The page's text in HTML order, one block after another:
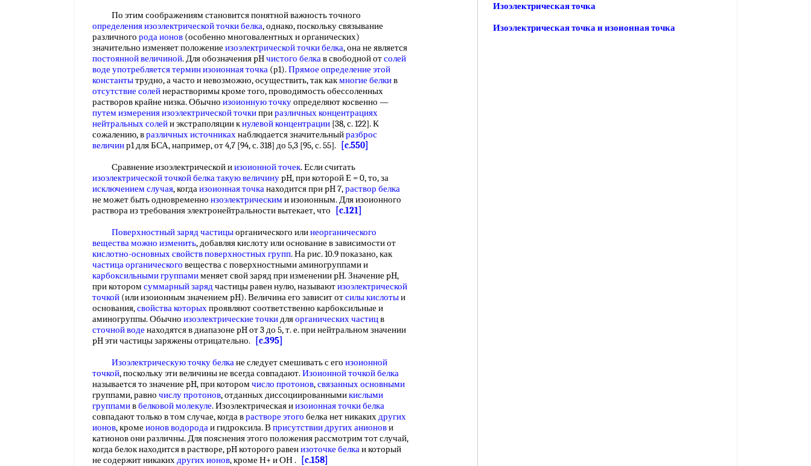
По этим соображениям становится понятной важность точного
определения изоэлектрической точки белка, однако, поскольку связывание
различного рода ионов (особенно многовалентных и органических)
значительно изменяет положение изоэлектрической точки белка, она не является
постоянной величиной. Для обозначения pHчистого белкав свободной отсолей
воде употребляется терминизоионная точка (р1).Прямое определение этой
константытрудно, а часто и невозможно, осуществить, так какмногие белкив
отсутствие солейнерастворимы кроме того, проводимость обессоленных
растворов крайне низка. Обычно изоионную точкуопределяют косвенно —
путем измеренияизоэлектрической точкиприразличных концентрациях
нейтральных солейи экстраполяции кнулевой концентрации [38, с. 122]. К
сожалению, вразличных источникахнаблюдается значительныйразброс
величинр1 для БСА, например, от 4,7 [94, с. 318] до 5,3 [95, с. 55].
[c.550]
Сравнение изоэлектрической иизоионной точек. Если считать
изоэлектрической точкой белкатакую величинуpH, при которой Е = 0, то, за
исключением случая, когдаизоионная точканаходится при pH 7,раствор белка
не может быть одновременно нзоэлектрическим и изоионным. Для изоионного
раствора из требования электронейтральности вытекает, что
[c.121]
Поверхностный заряд частицыорганического илинеорганического
веществаможно изменить, добавляя кислоту или основание в зависимости от
кислотно-основных свойствповерхностных групп. На рис. 10.9 показано, как
частица органического вещества с поверхностными аминогруппами и
карбоксильными группамименяет свой заряд при изменении pH. Значение pH,
при котором суммарный зарядчастицы равен нулю, называютизоэлектрической
точкой (или изоионным значением pH). Величина его зависит отсилы кислотыи
основания,свойства которыхпроявляют соответственно карбоксильные и
аминогруппы. Обычно изоэлектрические точкидляорганических частицв
сточной воде находятся в диапазоне pH от 3 до 5, т. е. при нейтральном значении
pH эти частицы заряжены отрицательно.
[c.395]
Изоэлектрическую точку белкане следует смешивать с его изоионной
точкой, поскольку эти величины не всегда совпадают.Изоионной точкой белка
называется то значение pH, при котором число протонов,связанных основными
группами, равно числу протонов, отданных диссоциированнымикислыми
группамивбелковой молекуле. Изоэлектрическая иизоионная точки белка
совпадают только в том случае, когда врастворе этого белка нет никакихдругих
ионов, кроме ионов водородаи гидроксила. Вприсутствии других анионови
катионов они различны. Для пояснения этого положения рассмотрим тот случай,
когда белок находится в растворе, pH которого равенизоточке белкаи который
не содержит никакихдругих ионов, кроме Н+ и ОН . [c.158]
Изоэлектрическая точка
Изоэлектрическая точка и изоионная точка